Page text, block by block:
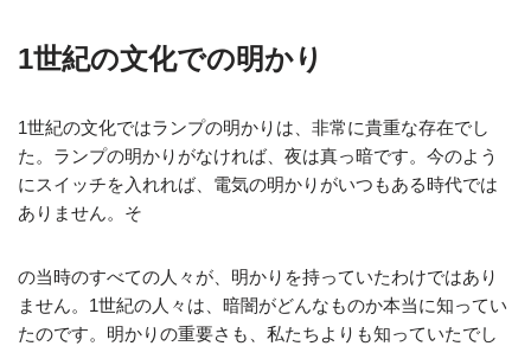
1世紀の文化での明かり
1世紀の文化ではランプの明かりは、非常に貴重な存在でし
た。ランプの明かりがなければ、夜は真っ暗です。今のよう
にスイッチを入れれば、電気の明かりがいつもある時代では
ありません。そ
の当時のすべての人々が、明かりを持っていたわけではあり
ません。1世紀の人々は、暗闇がどんなものか本当に知ってい
たのです。明かりの重要さも、私たちよりも知っていたでし